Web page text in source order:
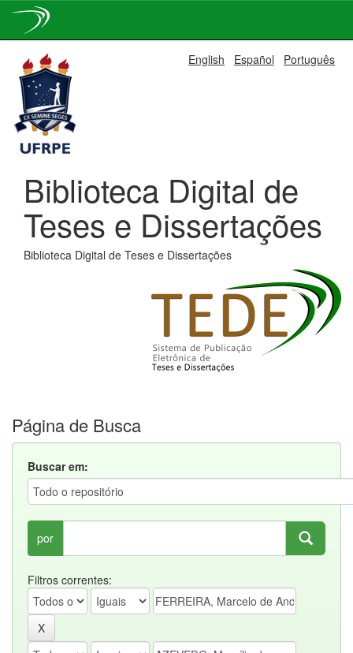
navigation
English Español Português
Biblioteca Digital de
Teses e Dissertações
Biblioteca Digital de Teses e Dissertações
Página de Busca
Buscar em:
por
Filtros correntes: